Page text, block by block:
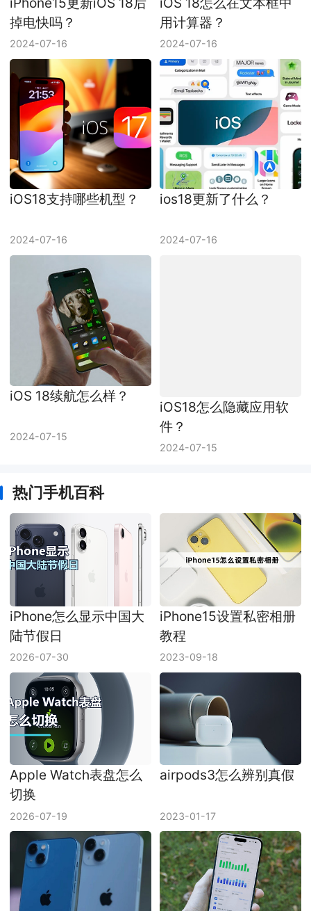
掉电快吗？
2024-07-16
用计算器？
2024-07-16
iOS18支持哪些机型？
2024-07-16
ios18更新了什么？
2024-07-16
iOS 18续航怎么样？
2024-07-15
件？
2024-07-15
热门手机百科
iPhone怎么显示中国大
陆节假日
2026-07-30
iPhone15设置私密相册
教程
2023-09-18
Apple Watch表盘怎么
切换
2026-07-19
airpods3怎么辨别真假